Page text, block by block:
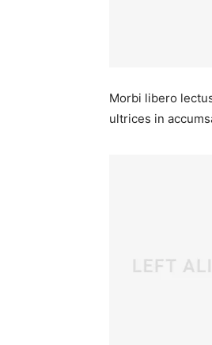
Morbi libero
ultrices in